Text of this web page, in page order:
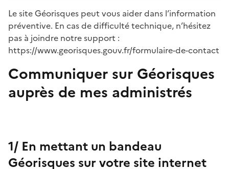
Le site Géorisques peut vous aider dans l’information
préventive. En cas de difficulté technique, n’hésitez
pas à joindre notre support :
https://www.georisques.gouv.fr/formulaire-de-contact
Communiquer sur Géorisques
auprès de mes administrés
1/ En mettant un bandeau
Géorisques sur votre site internet